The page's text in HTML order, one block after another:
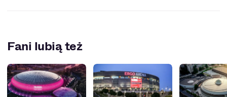
Fani lubią też